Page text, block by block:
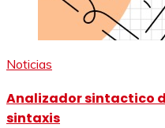
Noticias
Analizador sintactico
sintaxis